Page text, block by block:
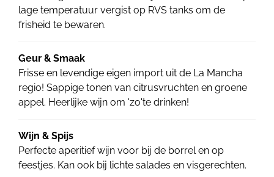
lage temperatuur vergist op RVS tanks om de
frisheid te bewaren.
Geur & Smaak
Frisse en levendige eigen import uit de La Mancha
regio! Sappige tonen van citrusvruchten en groene
appel. Heerlijke wijn om 'zo'te drinken!
Wijn & Spijs
Perfecte aperitief wijn voor bij de borrel en op
feestjes. Kan ook bij lichte salades en visgerechten.